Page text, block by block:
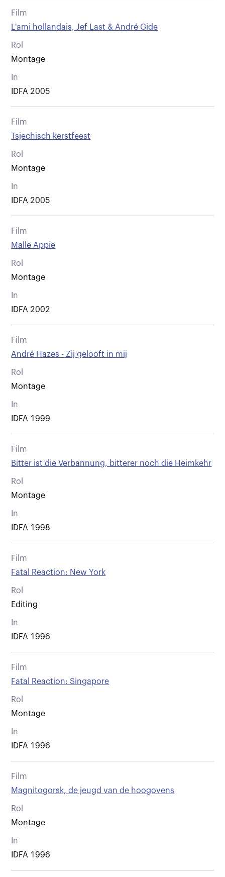
Film
L'ami hollandais, Jef Last & André Gide
Rol
Montage
In
IDFA 2005
Film
Tsjechisch kerstfeest
Rol
Montage
In
IDFA 2005
Film
Malle Appie
Rol
Montage
In
IDFA 2002
Film
André Hazes - Zij gelooft in mij
Rol
Montage
In
IDFA 1999
Film
Bitter ist die Verbannung, bitterer noch die Heimkehr
Rol
Montage
In
IDFA 1998
Film
Fatal Reaction: New York
Rol
Editing
In
IDFA 1996
Film
Fatal Reaction: Singapore
Rol
Montage
In
IDFA 1996
Film
Magnitogorsk, de jeugd van de hoogovens
Rol
Montage
In
IDFA 1996